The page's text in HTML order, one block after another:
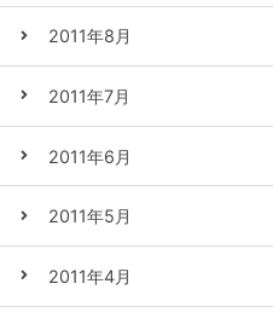
2011年8月
2011年7月
2011年6月
2011年5月
2011年4月